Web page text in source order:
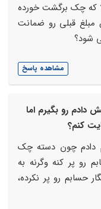
که چک برگشت خورده
قبلی رو ضمانت
شود؟
مشاهده پاسخ
رو بگیرم اما
کنم؟
دادم چون دسته چک
رو پر کنه وگرنه به
حسابم رو پر نکرده،